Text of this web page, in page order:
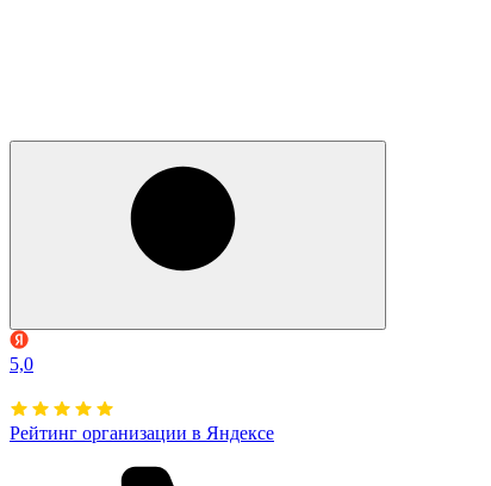
5,0
Рейтинг организации в Яндексе